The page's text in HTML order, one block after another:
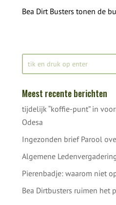
Bea Dirt Busters tonen de
Meest recente berichten
tijdelijk “koffie-punt” in
Odesa
Ingezonden brief Parool
Algemene
Pierenbadje: waarom niet
Bea Dirtbusters ruimen het